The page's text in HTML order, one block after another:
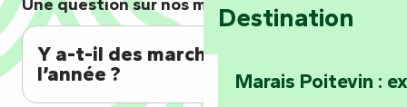
Destination
Marais Poitevin :
Marché de Foussais-Payré
Marché d'automne d'artisans et de créateurs
Y a-t-il des marchés toute
l’année ?